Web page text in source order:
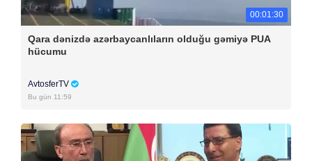
00:01:30
Qara dənizdə azərbaycanlıların olduğu gəmiyə PUA
hücumu
AvtosferTV
Bu gün 11:59